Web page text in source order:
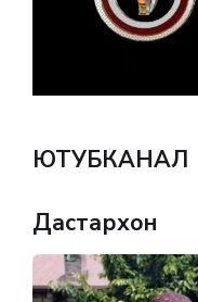
ЮТУБКАНАЛ
Дастархон